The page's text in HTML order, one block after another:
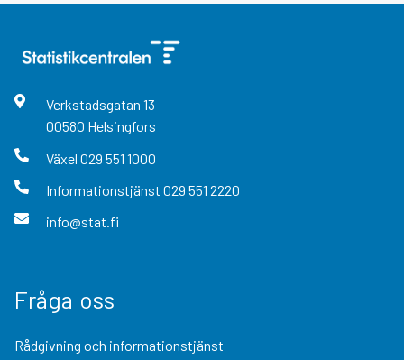
Verkstadsgatan 13
00580 Helsingfors
Växel 029 551 1000
Informationstjänst 029 551 2220
info@stat.fi
Fråga oss
Rådgivning och informationstjänst